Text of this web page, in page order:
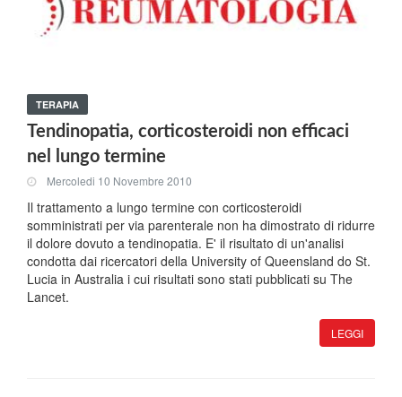
TERAPIA
Tendinopatia, corticosteroidi non efficaci
nel lungo termine
Mercoledi 10 Novembre 2010
Il trattamento a lungo termine con corticosteroidi
somministrati per via parenterale non ha dimostrato di ridurre
il dolore dovuto a tendinopatia. E' il risultato di un'analisi
condotta dai ricercatori della University of Queensland do St.
Lucia in Australia i cui risultati sono stati pubblicati su The
Lancet.
LEGGI